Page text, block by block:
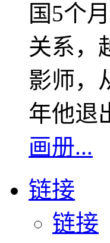
国5个
关系，
影师，
年他退
画册...
链接
链接